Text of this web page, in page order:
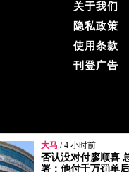
大马 / 4 小时前
选区拨款是给人民的
华：何时变成议员
关于我们
隐私政策
使用条款
刊登广告